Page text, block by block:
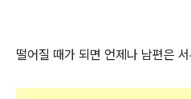
떨어질 때가 되면 언제나 남편은